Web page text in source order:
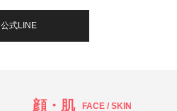
公式LINE
顔・肌 FACE / SKIN